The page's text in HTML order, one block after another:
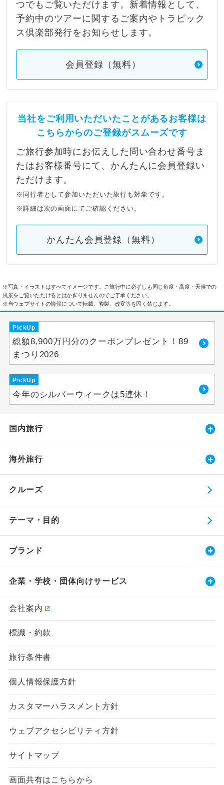
つでもご覧いただけます。新着情報として、
予約中のツアーに関するご案内やトラピック
ス倶楽部発行をお知らせします。
会員登録（無料）
当社をご利用いただいたことがあるお客様は
こちらからのご登録がスムーズです
ご旅行参加時にお伝えした問い合わせ番号ま
たはお客様番号にて、かんたんに会員登録い
ただけます。
※同行者として参加いただいた旅行も対象です。
※詳細は次の画面にてご確認ください。
かんたん会員登録（無料）
※写真・イラストはすべてイメージです。ご旅行中に必ずしも同じ角度・高度・天候での
風景をご覧いただけるとはかぎりませんのでご了承ください。
※当ウェブサイトの情報について転載、複製、改変等を固く禁じます。
PickUp
総額8,900万円分のクーポンプレゼント！89
まつり2026
PickUp
今年のシルバーウィークは5連休！
国内旅行
海外旅行
クルーズ
テーマ・目的
ブランド
企業・学校・団体向けサービス
会社案内
標識・約款
旅行条件書
個人情報保護方針
カスタマーハラスメント方針
ウェブアクセシビリティ方針
サイトマップ
画面共有はこちらから